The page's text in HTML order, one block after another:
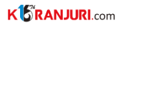
Lewati
ke